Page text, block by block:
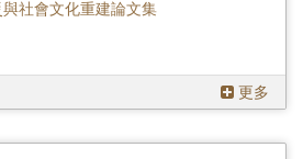
社會文化重建論文集
更多